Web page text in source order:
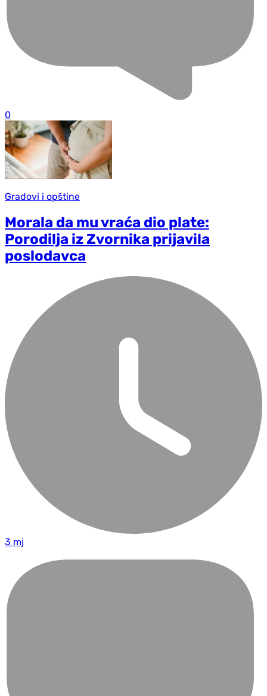
0
Gradovi i opštine
Morala da mu vraća dio plate:
Porodilja iz Zvornika prijavila
poslodavca
3 mj